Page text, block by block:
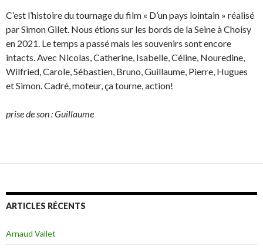
C’est l’histoire du tournage du film « D’un pays lointain » réalisé
par Simon Gilet. Nous étions sur les bords de la Seine à Choisy
en 2021. Le temps a passé mais les souvenirs sont encore
intacts. Avec Nicolas, Catherine, Isabelle, Céline, Nouredine,
Wilfried, Carole, Sébastien, Bruno, Guillaume, Pierre, Hugues
et Simon. Cadré, moteur, ça tourne, action!
prise de son : Guillaume
ARTICLES RÉCENTS
Arnaud Vallet